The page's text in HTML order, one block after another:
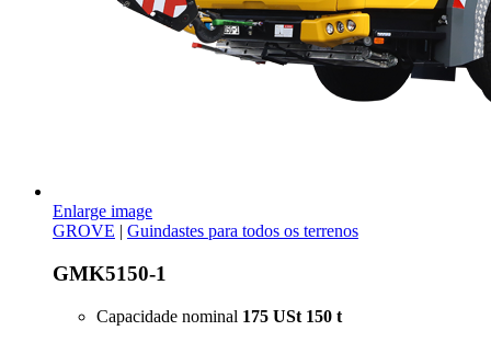
Enlarge image
GROVE | Guindastes para todos os terrenos
GMK5150-1
Capacidade nominal 175 USt 150 t